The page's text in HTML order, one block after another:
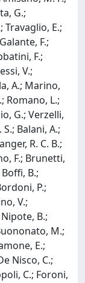
G.;
Travaglio, E.;
F.;
F.;
V.;
A.; Marino,
Romano, L.;
G.; Verzelli,
Balani, A.;
R. C. B.;
F.; Brunetti,
B.;
P.;
V.;
B.;
M.;
E.;
Nisco, C.;
C.; Foroni,